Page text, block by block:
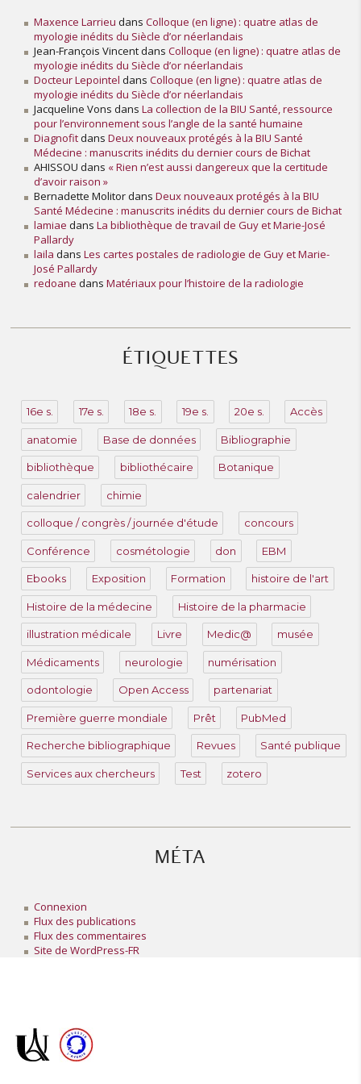
g
e
s
s
u
H
e
l
e
R
b
n
i
Maxence Larrieu dansColloque (en ligne) : quatre atlas de
myologie inédits du Siècle d’or néerlandais
Jean-François VincentdansColloque (en ligne) : quatre atlas de
myologie inédits du Siècle d’or néerlandais
Docteur Lepointel dansColloque (en ligne) : quatre atlas de
myologie inédits du Siècle d’or néerlandais
Jacqueline Vons dansLa collection de la BIU Santé, ressource
pour l’environnement sous l’angle de la santé humaine
DiagnofitdansDeux nouveaux protégés à la BIU Santé
Médecine : manuscrits inédits du dernier cours de Bichat
AHISSOU dans « Rien n’est aussi dangereux que la certitude
d’avoir raison »
Bernadette MolitordansDeux nouveaux protégés à la BIU
Santé Médecine : manuscrits inédits du dernier cours de Bichat
lamiae dansLa bibliothèque de travail de Guy et Marie-José
Pallardy
laila dansLes cartes postales de radiologie de Guy et Marie-
José Pallardy
redoane dansMatériaux pour l’histoire de la radiologie
ÉTIQUETTES
16e s. 17e s. 18e s. 19e s. 20e s. Accès
anatomie Base de données Bibliographie
bibliothèque bibliothécaire Botanique
calendrier chimie
colloque / congrès / journée d'étude concours
Conférence cosmétologie don EBM
Ebooks Exposition Formation histoire de l'art
Histoire de la médecine Histoire de la pharmacie
illustration médicale Livre Medic@ musée
Médicaments neurologie numérisation
odontologie Open Access partenariat
Première guerre mondiale Prêt PubMed
Recherche bibliographique Revues Santé publique
Services aux chercheurs Test zotero
MÉTA
Connexion
Flux des publications
Flux des commentaires
Site de WordPress-FR